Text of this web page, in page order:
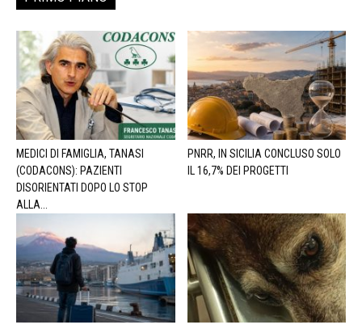
MEDICI DI FAMIGLIA, TANASI
(CODACONS): PAZIENTI
DISORIENTATI DOPO LO STOP
ALLA...
PNRR, IN SICILIA CONCLUSO SOLO
IL 16,7% DEI PROGETTI